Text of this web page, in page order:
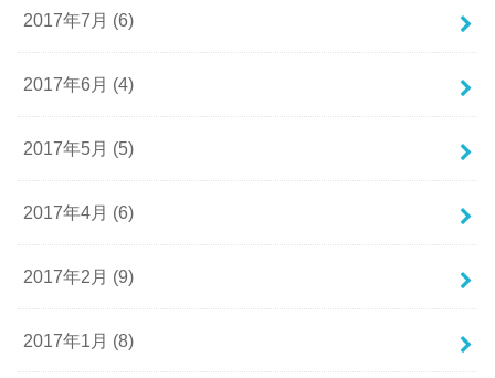
2017年7月 (6)
2017年6月 (4)
2017年5月 (5)
2017年4月 (6)
2017年2月 (9)
2017年1月 (8)